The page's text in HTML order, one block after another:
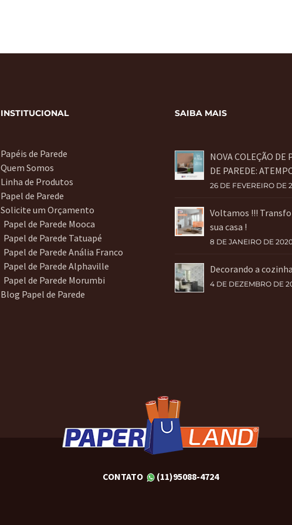
INSTITUCIONAL
Papéis de Parede
Quem Somos
Linha de Produtos
Papel de Parede
Solicite um Orçamento
Papel de Parede Mooca
Papel de Parede Tatuapé
Papel de Parede Anália Franco
Papel de Parede Alphaville
Papel de Parede Morumbi
Blog Papel de Parede
SAIBA MAIS
NOVA COLEÇÃO DE
DE PAREDE:
26 DE FEVEREIRO DE
Voltamos !!!
sua casa !
8 DE JANEIRO DE
Decorando a cozinha
4 DE DEZEMBRO DE
CONTATO (11)95088-4724